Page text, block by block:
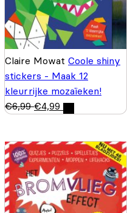
Claire Mowat Coole shiny
stickers - Maak 12
kleurrijke mozaïeken!
€6,99 €4,99